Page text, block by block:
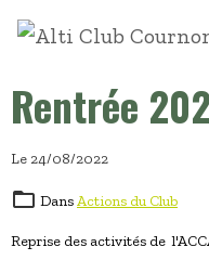
Rentrée
Le 24/08/2022
DansActions du Club
Reprise des activités de